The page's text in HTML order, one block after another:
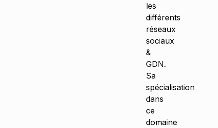
les
différents
réseaux
sociaux
&
GDN.
Sa
spécialisation
dans
ce
domaine